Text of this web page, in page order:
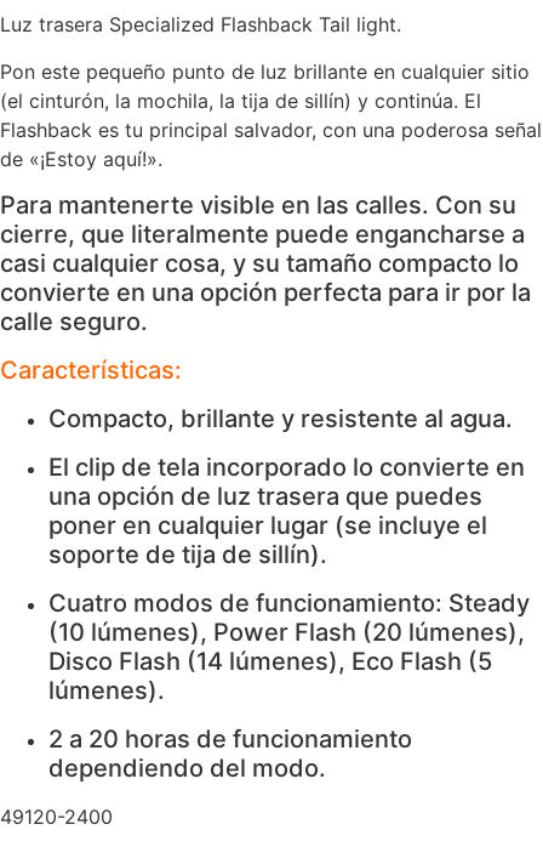
Luz trasera Specialized Flashback Tail light.
Pon este pequeño punto de luz brillante en cualquier sitio
(el cinturón, la mochila, la tija de sillín) y continúa. El
Flashback es tu principal salvador, con una poderosa señal
de «¡Estoy aquí!».
Para mantenerte visible en las calles. Con su
cierre, que literalmente puede engancharse a
casi cualquier cosa, y su tamaño compacto lo
convierte en una opción perfecta para ir por la
calle seguro.
Características:
Compacto, brillante y resistente al agua.
El clip de tela incorporado lo convierte en
una opción de luz trasera que puedes
poner en cualquier lugar (se incluye el
soporte de tija de sillín).
Cuatro modos de funcionamiento: Steady
(10 lúmenes), Power Flash (20 lúmenes),
Disco Flash (14 lúmenes), Eco Flash (5
lúmenes).
2 a 20 horas de funcionamiento
dependiendo del modo.
49120-2400